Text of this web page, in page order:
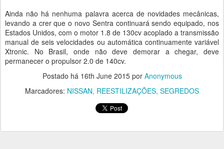
Ainda não há nenhuma palavra acerca de novidades mecânicas,
levando a crer que o novo Sentra continuará sendo equipado, nos
Estados Unidos, com o motor 1.8 de 130cv acoplado a transmissão
manual de seis velocidades ou automática continuamente variável
Xtronic. No Brasil, onde não deve demorar a chegar, deve
permanecer o propulsor 2.0 de 140cv.
Postado há 16th June 2015por Anonymous
Marcadores: NISSAN REESTILIZAÇÕES SEGREDOS